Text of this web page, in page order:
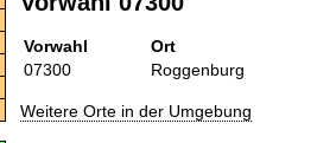
Vorwahl Ort
07300
Roggenburg
Weitere Orte in der Umgebung